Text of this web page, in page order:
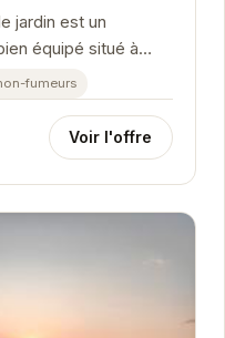
jardin est un
équipé situé à
pour des
fumeurs
Voir l'offre